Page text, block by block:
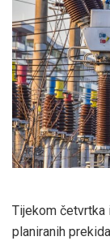
Tijekom četvrtka
planiranih